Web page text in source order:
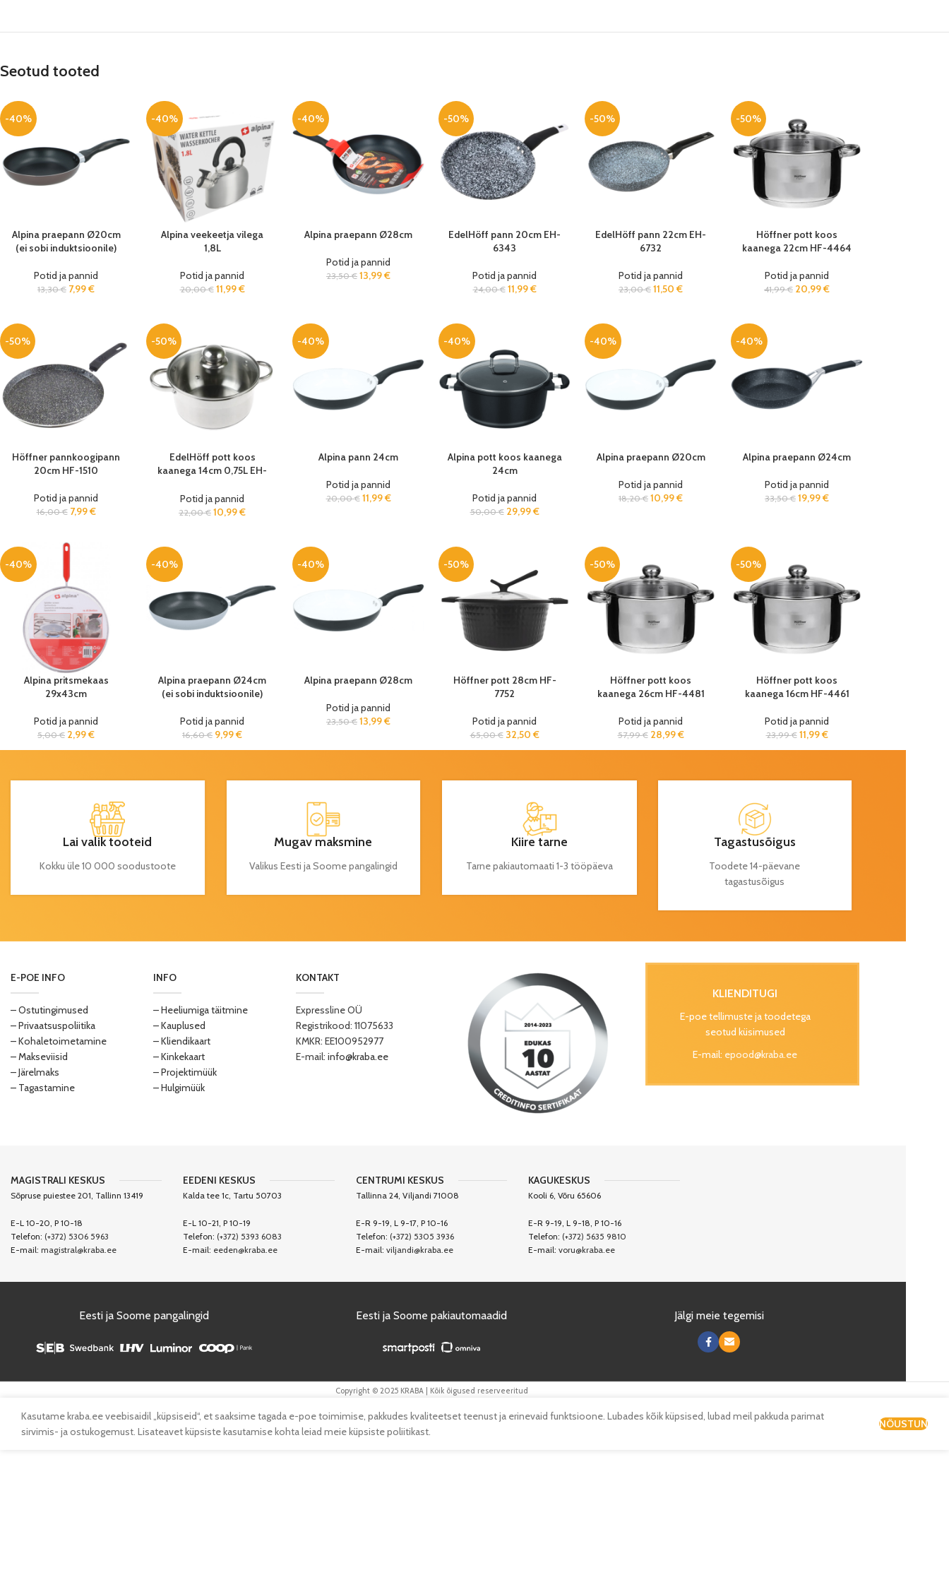
Seotud tooted
-40%
Alpina praepann Ø20cm
(ei sobi induktsioonile)
Potid ja pannid
13,30€ 7,99€
-40%
Alpina veekeetja vilega
1,8L
Potid ja pannid
20,00€ 11,99€
-40%
Alpina praepann Ø28cm
Potid ja pannid
23,50€ 13,99€
-50%
EdelHöff pann 20cm EH-
6343
Potid ja pannid
24,00€ 11,99€
-50%
EdelHöff pann 22cm EH-
6732
Potid ja pannid
23,00€ 11,50 €
-50%
Höffner pott koos
kaanega 22cm HF-4464
Potid ja pannid
41,99€ 20,99€
-50%
Höffner pannkoogipann
20cm HF-1510
Potid ja pannid
16,00€ 7,99€
-50%
EdelHöff pott koos
kaanega 14cm 0,75L EH-
Potid ja pannid
22,00€ 10,99€
-40%
Alpina pann 24cm
Potid ja pannid
20,00€ 11,99€
-40%
Alpina pott koos kaanega
24cm
Potid ja pannid
50,00€ 29,99€
-40%
Alpina praepann Ø20cm
Potid ja pannid
18,20€ 10,99€
-40%
Alpina praepann Ø24cm
Potid ja pannid
33,50€ 19,99€
-40%
Alpina pritsmekaas
29x43cm
Potid ja pannid
5,00€ 2,99€
-40%
Alpina praepann Ø24cm
(ei sobi induktsioonile)
Potid ja pannid
16,60€ 9,99€
-40%
Alpina praepann Ø28cm
Potid ja pannid
23,50€ 13,99€
-50%
Höffner pott 28cm HF-
7752
Potid ja pannid
65,00€ 32,50 €
-50%
Höffner pott koos
kaanega 26cm HF-4481
Potid ja pannid
57,99€ 28,99€
-50%
Höffner pott koos
kaanega 16cm HF-4461
Potid ja pannid
23,99€ 11,99€
Lai valik tooteid
Kokku üle 10 000 soodustoote
Mugav maksmine
Valikus Eesti ja Soome pangalingid
Kiire tarne
Tarne pakiautomaati 1-3 tööpäeva
Tagastusõigus
Toodete 14-päevane
tagastusõigus
E-POE INFO
– Ostutingimused
– Privaatsuspoliitika
– Kohaletoimetamine
– Makseviisid
– Järelmaks
– Tagastamine
INFO
– Heeliumiga täitmine
– Kauplused
– Kliendikaart
– Kinkekaart
– Projektimüük
– Hulgimüük
KONTAKT
Expressline OÜ
Registrikood: 11075633
KMKR: EE100952977
E-mail: info@kraba.ee
KLIENDITUGI
E-poe tellimuste ja toodetega
seotud küsimused
E-mail: epood@kraba.ee
MAGISTRALI KESKUS
Sõpruse puiestee 201, Tallinn 13419
E-L 10-20, P 10-18
Telefon: (+372) 5306 5963
E-mail: magistral@kraba.ee
EEDENI KESKUS
Kalda tee 1c, Tartu 50703
E-L 10-21, P 10-19
Telefon: (+372) 5393 6083
E-mail: eeden@kraba.ee
CENTRUMI KESKUS
Tallinna 24, Viljandi 71008
E-R 9-19, L 9-17, P 10-16
Telefon: (+372) 5305 3936
E-mail: viljandi@kraba.ee
KAGUKESKUS
Kooli 6, Võru 65606
E-R 9-19, L 9-18, P 10-16
Telefon: (+372) 5635 9810
E-mail:voru@kraba.ee
Eesti ja Soome pangalingid Eesti ja Soome pakiautomaadid Jälgi meie tegemisi
Copyright © 2025 KRABA | Kõik õigused reserveeritud
Kasutame kraba.ee veebisaidil „küpsiseid“, et saaksime tagada e-poe toimimise, pakkudes kvaliteetset teenust ja erinevaid funktsioone. Lubades kõik küpsised, lubad meil pakkuda parimat
sirvimis- ja ostukogemust. Lisateavet küpsiste kasutamise kohta leiad meie küpsiste poliitikast.
NÕUSTUN